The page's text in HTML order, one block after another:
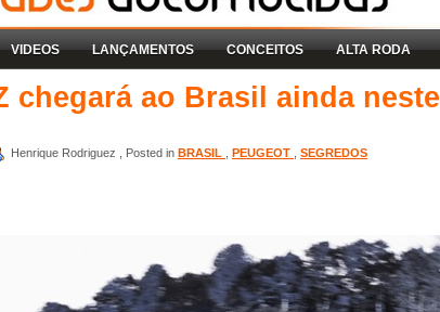
VIDEOS LANÇAMENTOS CONCEITOS ALTA RODA
chegará ao Brasil ainda neste
Henrique Rodriguez , Posted in BRASIL PEUGEOT SEGREDOS